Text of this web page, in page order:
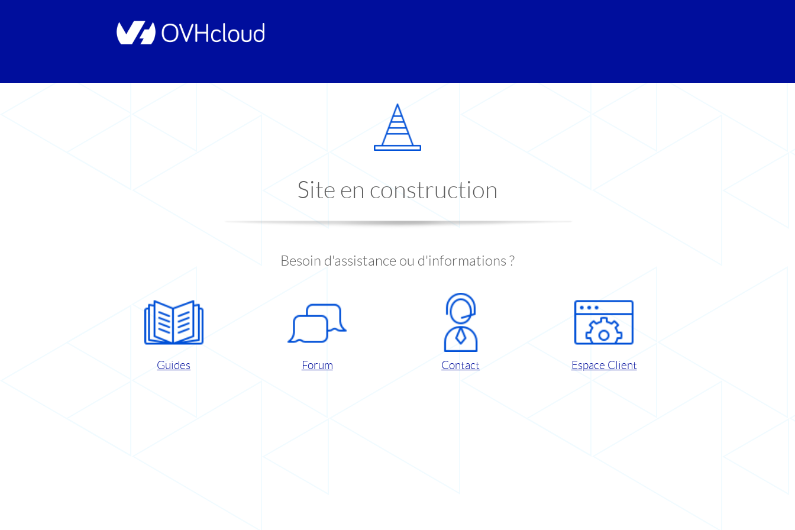
Site en construction
Besoin d'assistance ou d'informations ?
Guides Forum Contact Espace Client